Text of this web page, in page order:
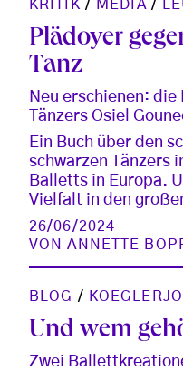
KRITIK / MEDIA /
Plädoyer
Tanz
Neu erschienen:
Tänzers Osiel
Ein Buch über den
schwarzen Tänzers
Balletts in Europa.
Vielfalt in den
26/06/2024
VONANNETTE
BLOG /
Und wem
Zwei